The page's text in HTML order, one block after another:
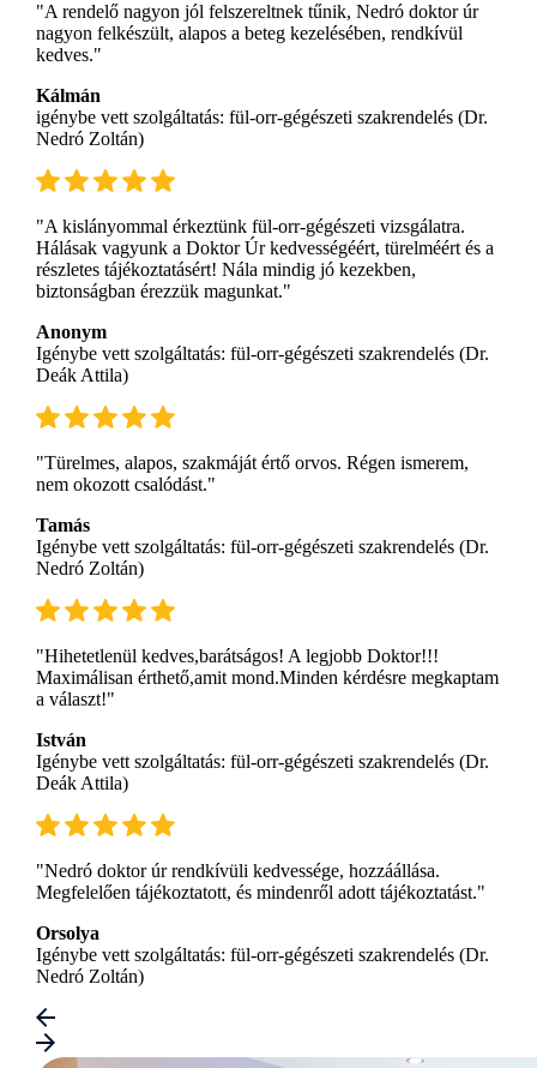
"A rendelő nagyon jól felszereltnek tűnik, Nedró doktor úr
nagyon felkészült, alapos a beteg kezelésében, rendkívül
kedves."
Kálmán
igénybe vett szolgáltatás: fül-orr-gégészeti szakrendelés (Dr.
Nedró Zoltán)
"A kislányommal érkeztünk fül-orr-gégészeti vizsgálatra.
Hálásak vagyunk a Doktor Úr kedvességéért, türelméért és a
részletes tájékoztatásért! Nála mindig jó kezekben,
biztonságban érezzük magunkat."
Anonym
Igénybe vett szolgáltatás: fül-orr-gégészeti szakrendelés (Dr.
Deák Attila)
"Türelmes, alapos, szakmáját értő orvos. Régen ismerem,
nem okozott csalódást."
Tamás
Igénybe vett szolgáltatás: fül-orr-gégészeti szakrendelés (Dr.
Nedró Zoltán)
"Hihetetlenül kedves,barátságos! A legjobb Doktor!!!
Maximálisan érthető,amit mond.Minden kérdésre megkaptam
a választ!"
István
Igénybe vett szolgáltatás: fül-orr-gégészeti szakrendelés (Dr.
Deák Attila)
"Nedró doktor úr rendkívüli kedvessége, hozzáállása.
Megfelelően tájékoztatott, és mindenről adott tájékoztatást."
Orsolya
Igénybe vett szolgáltatás: fül-orr-gégészeti szakrendelés (Dr.
Nedró Zoltán)